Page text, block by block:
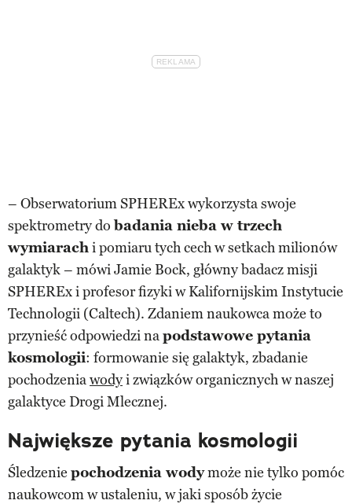
– Obserwatorium SPHEREx wykorzysta swoje
spektrometry dobadania nieba w trzech
wymiarachi pomiaru tych cech w setkach milionów
galaktyk – mówi Jamie Bock, główny badacz misji
SPHEREx i profesor fizyki w Kalifornijskim Instytucie
Technologii (Caltech). Zdaniem naukowca może to
przynieść odpowiedzi napodstawowe pytania
kosmologii: formowanie się galaktyk, zbadanie
pochodzeniawodyi związków organicznych w naszej
galaktyce Drogi Mlecznej.
Największe pytania kosmologii
Śledzenie pochodzenia wodymoże nie tylko pomóc
naukowcom w ustaleniu, w jaki sposób życie